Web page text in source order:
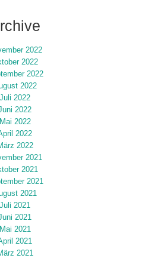
2022
2022
2022
2022
Juli 2022
2022
Mai 2022
2022
2022
2021
2021
2021
2021
Juli 2021
2021
Mai 2021
2021
2021